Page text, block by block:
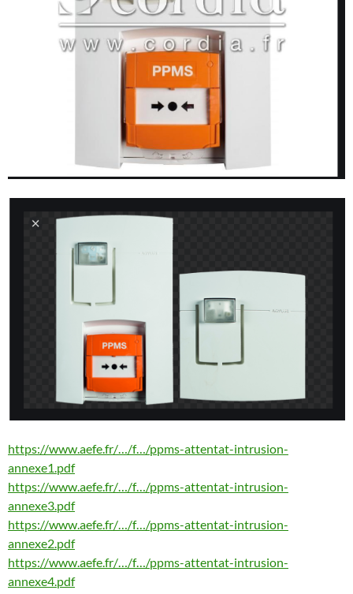
https://www.aefe.fr/…/f…/ppms-attentat-intrusion-
annexe1.pdf
https://www.aefe.fr/…/f…/ppms-attentat-intrusion-
annexe3.pdf
https://www.aefe.fr/…/f…/ppms-attentat-intrusion-
annexe2.pdf
https://www.aefe.fr/…/f…/ppms-attentat-intrusion-
annexe4.pdf